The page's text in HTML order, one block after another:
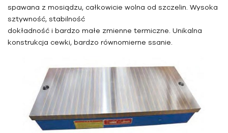
spawana z mosiądzu, całkowicie wolna od szczelin. Wysoka
sztywność, stabilność
dokładność i bardzo małe zmienne termiczne. Unikalna
konstrukcja cewki, bardzo równomierne ssanie.